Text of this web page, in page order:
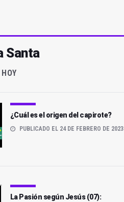
Santa
¿Cuál es el origen del capirote?
PUBLICADO EL 24 DE FEBRERO DE 2023
La Pasión según Jesús (07):